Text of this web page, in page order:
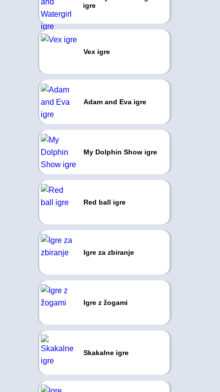
igre
Vex igre
Adam and Eva igre
My Dolphin Show igre
Red ball igre
Igre za zbiranje
Igre z žogami
Skakalne igre